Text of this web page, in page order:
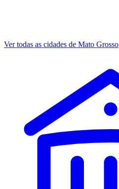
Ver todas as cidades de Mato Grosso